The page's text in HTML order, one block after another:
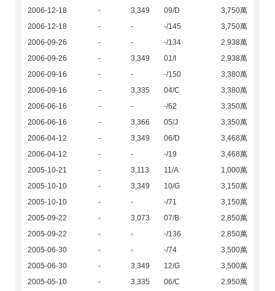
2006-12-18
- 3,349 09/D
3,750萬
2006-12-18
- - -/145
3,750萬
2006-09-26
- - -/134
2,938萬
2006-09-26
- 3,349 01/I
2,938萬
2006-09-16
- - -/150
3,380萬
2006-09-16
- 3,335 04/C
3,380萬
2006-06-16
- - -/62
3,350萬
2006-06-16
- 3,366 05/J
3,350萬
2006-04-12
- 3,349 06/D
3,468萬
2006-04-12
- - -/19
3,468萬
2005-10-21
- 3,113 11/A
1,000萬
2005-10-10
- 3,349 10/G
3,150萬
2005-10-10
- - -/71
3,150萬
2005-09-22
- 3,073 07/B
2,850萬
2005-09-22
- - -/136
2,850萬
2005-06-30
- - -/74
3,500萬
2005-06-30
- 3,349 12/G
3,500萬
2005-05-10
- 3,335 06/C
2,950萬